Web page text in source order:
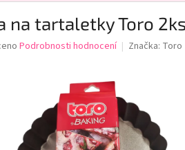
na tartaletky Toro
Podrobnosti hodnocení Značka: Toro